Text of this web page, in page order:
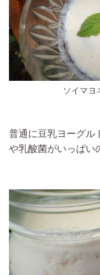
ソイマヨ
普通に豆乳ヨーグル
や乳酸菌がいっぱい